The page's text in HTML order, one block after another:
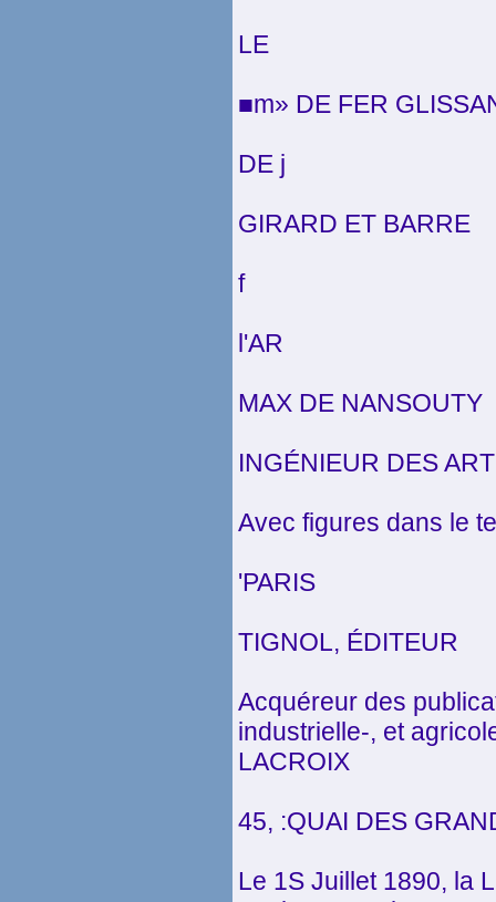
LE
■m» DE FER
DE j
GIRARD ET BARRE
f
l'AR
MAX DE NANSOUTY
INGÉNIEUR DES
Avec figures dans le
'PARIS
TIGNOL, ÉDITEUR
Acquéreur des
industrielle-, et
LACROIX
45, :QUAI DES
Le 1S Juillet 1890, la